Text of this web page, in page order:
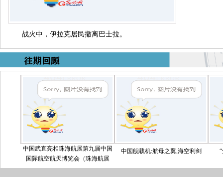
战火中，伊拉克居民撤离巴士拉。
中国武直亮相珠海航展第九届中国
国际航空航天博览会（珠海航展
2012）于11月13日至18日在广东省
中国舰载机:航母之翼,海空利剑 “鱼